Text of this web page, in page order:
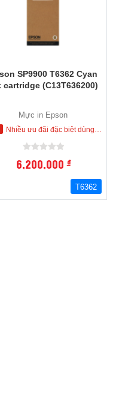
SP9900 T6362 Cyan
cartridge (C13T636200)
Mực in Epson
Nhiều ưu đãi đặc biệt dùng cho khách hàng đặt mua ngay trong hôm nay
6,200,000đ
T6362